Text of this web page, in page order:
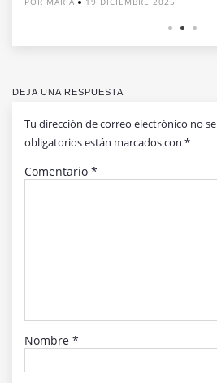
DEJA UNA RESPUESTA
Tu dirección de correo electrónico no
obligatorios están marcados con *
Comentario *
Nombre *